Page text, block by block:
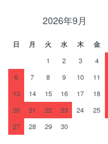
2026年9月
日 月 火 水 木 金
1
2 3 4
6
7 8 9 10 11
13
14 15 16 17 18
20
21 22 23 24 25
27
28 29 30